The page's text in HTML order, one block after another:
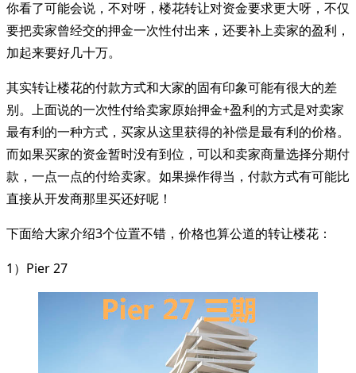
你看了可能会说，不对呀，楼花转让对资金要求更大呀，不仅
要把卖家曾经交的押金一次性付出来，还要补上卖家的盈利，
加起来要好几十万。
其实转让楼花的付款方式和大家的固有印象可能有很大的差
别。上面说的一次性付给卖家原始押金+盈利的方式是对卖家
最有利的一种方式，买家从这里获得的补偿是最有利的价格。
而如果买家的资金暂时没有到位，可以和卖家商量选择分期付
款，一点一点的付给卖家。如果操作得当，付款方式有可能比
直接从开发商那里买还好呢！
下面给大家介绍3个位置不错，价格也算公道的转让楼花：
1）Pier 27